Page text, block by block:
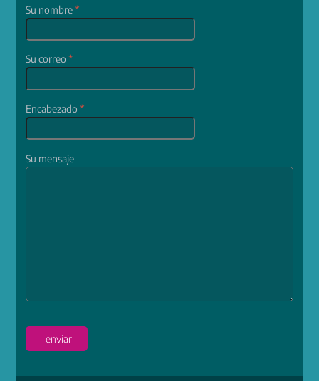
Su nombre*
Su correo*
Encabezado*
Su mensaje
enviar